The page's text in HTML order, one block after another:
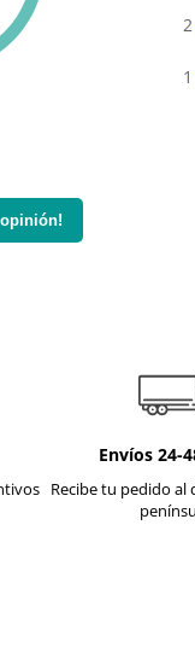
2
1
Envíos 24-
Recibe tu pedido al